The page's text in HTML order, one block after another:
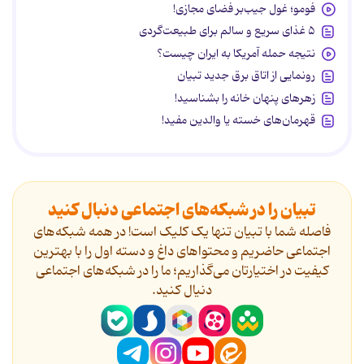
فومو؛ غول جیب‌بر فضای مجازی!
۵ غذای سریع و سالم برای طبیعت‌گردی
نتیجه حمله آمریکا به ایران چیست؟
رونمایی از اتاق برق جدید تبیان
زهرهای پنهان خانه را بشناسید!
قهرمان‌های خسته یا والدین مفید!
تبیان را در شبکه‌های اجتماعی دنبال کنید
فاصله شما با تبیان تنها یک کلیک است! در همه شبکه‌های
اجتماعی حاضریم و محتواهای داغ و دسته اول را با بهترین
کیفیت در اختیارتان می‌گذاریم؛ ما را در شبکه‌های اجتماعی
دنیال کنید.